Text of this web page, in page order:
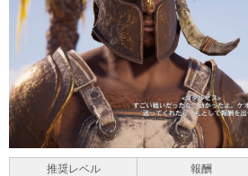
推奨レベル 報酬